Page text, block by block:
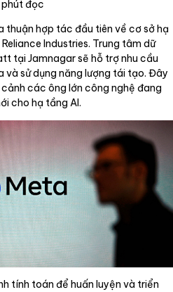
phút đọc
thuận hợp tác đầu tiên về cơ sở hạ
Industries. Trung tâm dữ
tại Jamnagar sẽ hỗ trợ nhu cầu
và sử dụng năng lượng tái tạo. Đây
các ông lớn công nghệ đang
cho hạ tầng AI.
tính toán để huấn luyện và triển